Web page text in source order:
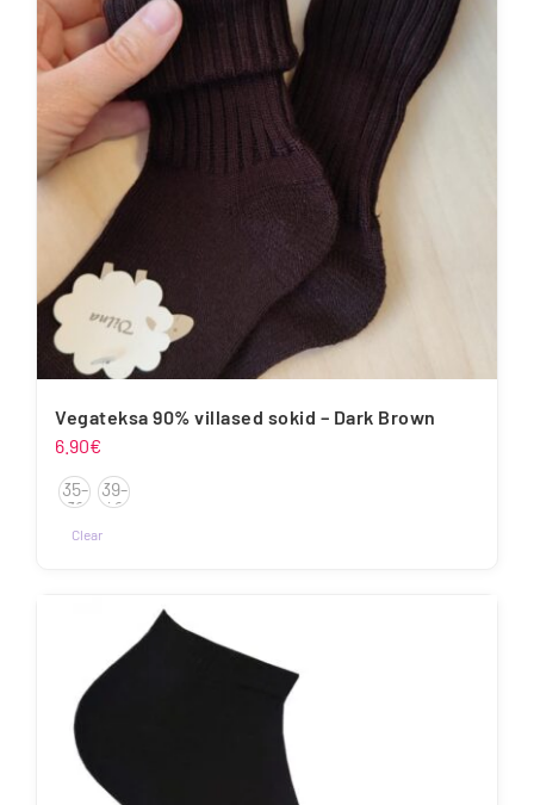
Valikuid
saab
teha
tootelehel.
Vegateksa 90% villased sokid – Dark Brown
6.90€
35-
38
39-
42
Clear
varianti.
Valikuid
saab
teha
tootelehel.